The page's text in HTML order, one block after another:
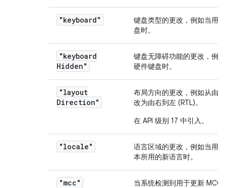
"keyboard"
键盘类型的更改，例如当用
盘时。
"keyboard
Hidden"
键盘无障碍功能的更改，例
硬件键盘时。
"layout
Direction"
布局方向的更改，例如从由
改为由右到左 (RTL)。
在 API 级别 17 中引入。
"locale"
语言区域的更改，例如当用
本所用的新语言时。
"mcc"
当系统检测到用于更新 MCC